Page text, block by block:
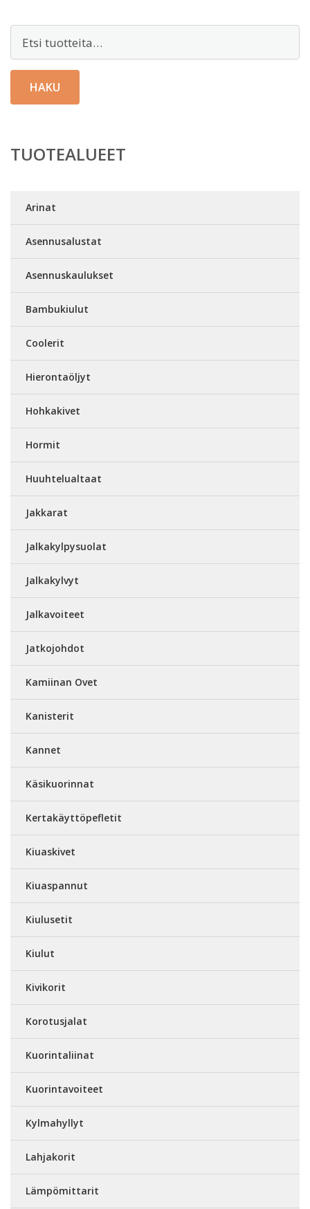
HAKU
TUOTEALUEET
Arinat
Asennusalustat
Asennuskaulukset
Bambukiulut
Coolerit
Hierontaöljyt
Hohkakivet
Hormit
Huuhtelualtaat
Jakkarat
Jalkakylpysuolat
Jalkakylvyt
Jalkavoiteet
Jatkojohdot
Kamiinan Ovet
Kanisterit
Kannet
Käsikuorinnat
Kertakäyttöpefletit
Kiuaskivet
Kiuaspannut
Kiulusetit
Kiulut
Kivikorit
Korotusjalat
Kuorintaliinat
Kuorintavoiteet
Kylmahyllyt
Lahjakorit
Lämpömittarit